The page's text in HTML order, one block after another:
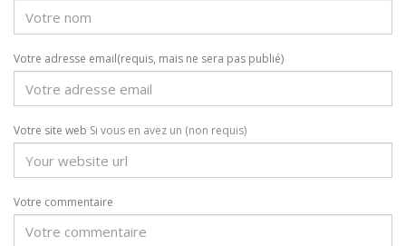
Votre adresse email(requis, mais ne sera pas publié)
Votre site web Si vous en avez un (non requis)
Votre commentaire